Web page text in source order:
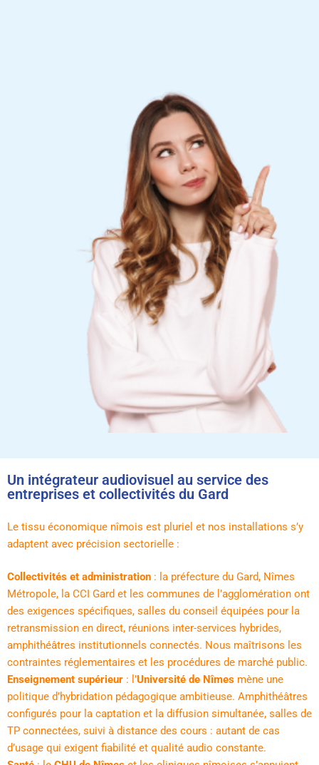
Un intégrateur audiovisuel au service des
entreprises et collectivités du Gard
Le tissu économique nîmois est pluriel et nos installations s’y
adaptent avec précision sectorielle :
Collectivités et administration : la préfecture du Gard, Nîmes
Métropole, la CCI Gard et les communes de l’agglomération ont
des exigences spécifiques, salles du conseil équipées pour la
retransmission en direct, réunions inter-services hybrides,
amphithéâtres institutionnels connectés. Nous maîtrisons les
contraintes réglementaires et les procédures de marché public.
Enseignement supérieur : l’Université de Nîmes mène une
politique d’hybridation pédagogique ambitieuse. Amphithéâtres
configurés pour la captation et la diffusion simultanée, salles de
TP connectées, suivi à distance des cours : autant de cas
d’usage qui exigent fiabilité et qualité audio constante.